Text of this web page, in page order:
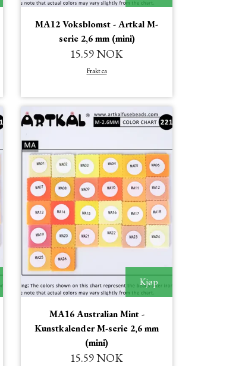
MA12 Voksblomst - Artkal M-
serie 2,6 mm (mini)
15.59 NOK
Frakt ca
Kjøp
MA16 Australian Mint -
Kunstkalender M-serie 2,6 mm
(mini)
15.59 NOK